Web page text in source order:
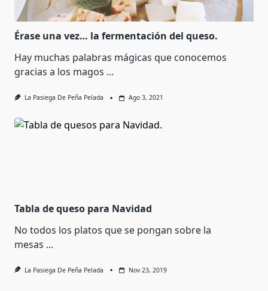
Érase una vez… la fermentación del queso.
Hay muchas palabras mágicas que conocemos
gracias a los magos ...
La Pasiega De Peña Pelada Ago 3, 2021
Tabla de queso para Navidad
No todos los platos que se pongan sobre la
mesas ...
La Pasiega De Peña Pelada Nov 23, 2019